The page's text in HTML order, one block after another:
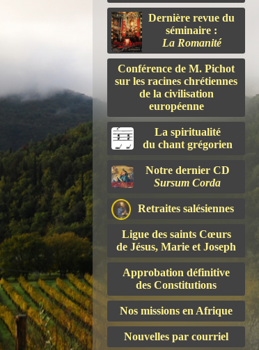
Dernière revue du
séminaire :
La Romanité
Conférence de M. Pichot
sur les racines chrétiennes
de la civilisation
européenne
La spiritualité
du chant grégorien
Notre dernier CD
Sursum Corda
Retraites salésiennes
Ligue des saints Cœurs
de Jésus, Marie et Joseph
Approbation définitive
des Constitutions
Nos missions en Afrique
Nouvelles par courriel